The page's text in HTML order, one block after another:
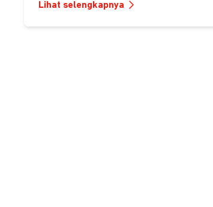
Lihat selengkapnya